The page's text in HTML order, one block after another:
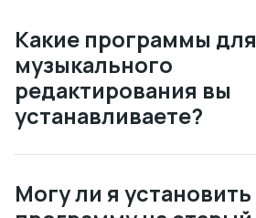
Какие программы для
музыкального
редактирования вы
устанавливаете?
Могу ли я установить